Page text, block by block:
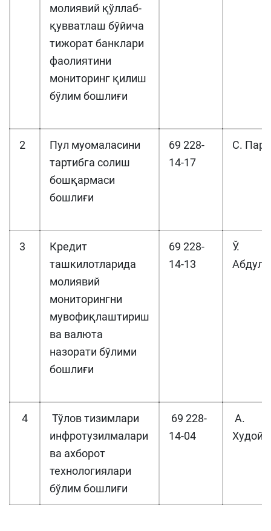
молиявий қўллаб-
қувватлаш бўйича
тижорат банклари
фаолиятини
мониторинг қилиш
бўлим бошлиғи
2
Пул муомаласини
тартибга солиш
бошқармаси
бошлиғи
69 228-
14-17
С.
3
Кредит
ташкилотларида
молиявий
мониторингни
мувофиқлаштириш
ва валюта
назорати бўлими
бошлиғи
69 228-
14-13
Ў.
4
Тўлов тизимлари
инфротузилмалари
ва ахборот
технологиялари
бўлим бошлиғи
69 228-
14-04
А.